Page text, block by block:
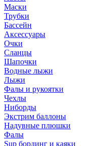
Маски
Трубки
Бассейн
Аксессуары
Очки
Сланцы
Шапочки
Водные лыжи
Лыжи
Фалы и рукоятки
Чехлы
Ниборды
Экстрим баллоны
Надувные плюшки
Фалы
Sup бординг и каяки